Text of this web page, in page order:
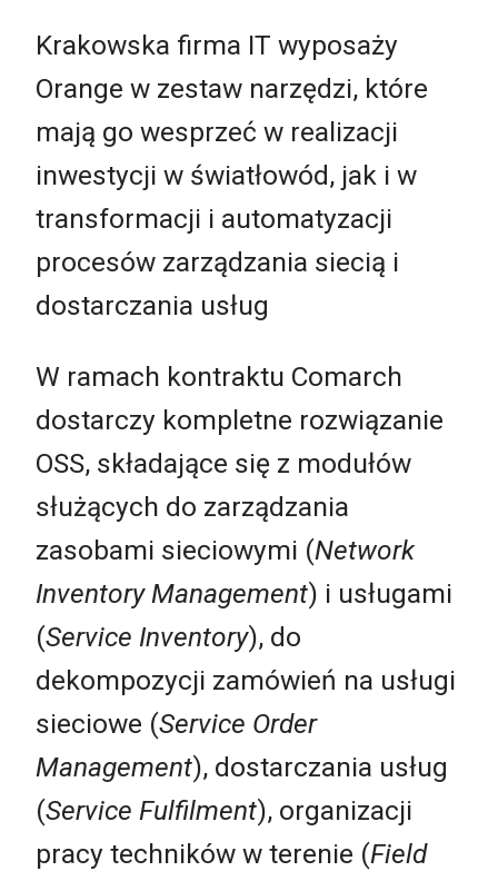
Krakowska firma IT wyposaży
Orange w zestaw narzędzi, które
mają go wesprzeć w realizacji
inwestycji w światłowód, jak i w
transformacji i automatyzacji
procesów zarządzania siecią i
dostarczania usług
W ramach kontraktu Comarch
dostarczy kompletne rozwiązanie
OSS, składające się z modułów
służących do zarządzania
zasobami sieciowymi (Network
Inventory Management) i usługami
(Service Inventory), do
dekompozycji zamówień na usługi
sieciowe (Service Order
Management), dostarczania usług
(Service Fulfilment), organizacji
pracy techników w terenie (Field